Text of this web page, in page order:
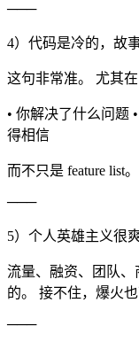
───
4）代码是冷的，故
这句非常准。 尤其
• 你解决了什么问题
得相信
而不只是 feature list。
───
5）个人英雄主义很
流量、融资、团队、
的。 接不住，爆火也
───